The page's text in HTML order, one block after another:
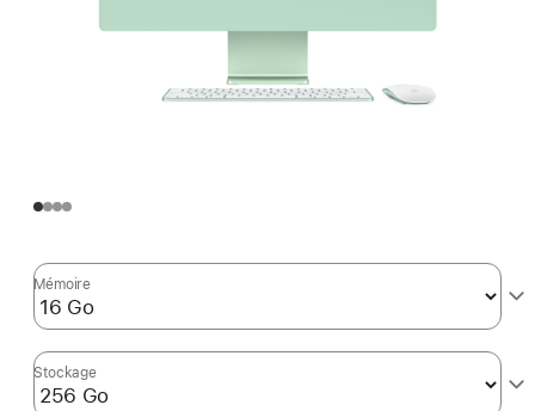
Mémoire
Stockage